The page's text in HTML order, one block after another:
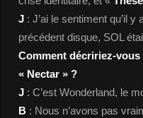
J : J’ai le sentiment qu’il
précédent disque, SOL
Comment décririez-
« Nectar » ?
J : C’est Wonderland, le
B : Nous n’avons pas